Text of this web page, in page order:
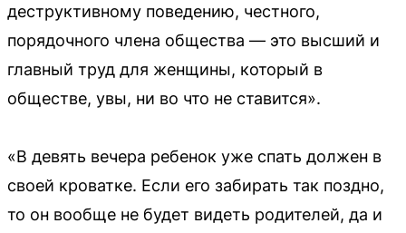
деструктивному поведению, честного,
порядочного члена общества — это высший и
главный труд для женщины, который в
обществе, увы, ни во что не ставится».
«В девять вечера ребенок уже спать должен в
своей кроватке. Если его забирать так поздно,
то он вообще не будет видеть родителей, да и